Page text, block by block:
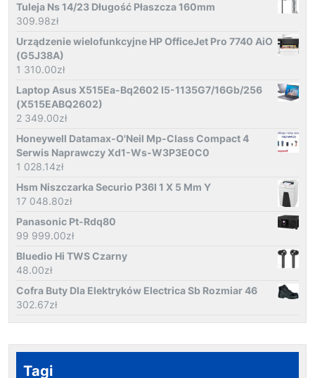
Tuleja Ns 14/23 Długość Płaszcza 160mm
309.98zł
Urządzenie wielofunkcyjne HP OfficeJet Pro 7740 AiO
(G5J38A)
1 310.00zł
Laptop Asus X515Ea-Bq2602 I5-1135G7/16Gb/256
(X515EABQ2602)
2 349.00zł
Honeywell Datamax-O'Neil Mp-Class Compact 4
Serwis Naprawczy Xd1-Ws-W3P3E0C0
1 028.14zł
Hsm Niszczarka Securio P36I 1 X 5 Mm Y
17 048.80zł
Panasonic Pt-Rdq80
99 999.00zł
Bluedio Hi TWS Czarny
48.00zł
Cofra Buty Dla Elektryków Electrica Sb Rozmiar 46
302.67zł
Tagi